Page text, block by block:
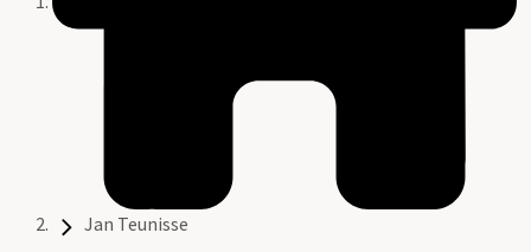
Jan Teunisse